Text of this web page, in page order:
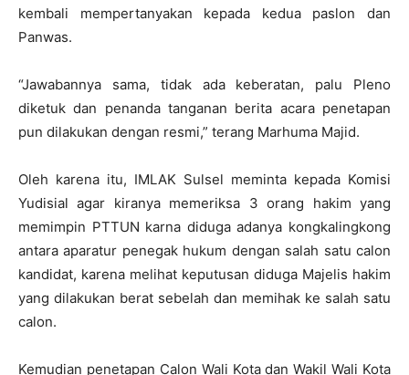
kembali mempertanyakan kepada kedua paslon dan
Panwas.
“Jawabannya sama, tidak ada keberatan, palu Pleno
diketuk dan penanda tanganan berita acara penetapan
pun dilakukan dengan resmi,” terang Marhuma Majid.
Oleh karena itu, IMLAK Sulsel meminta kepada Komisi
Yudisial agar kiranya memeriksa 3 orang hakim yang
memimpin PTTUN karna diduga adanya kongkalingkong
antara aparatur penegak hukum dengan salah satu calon
kandidat, karena melihat keputusan diduga Majelis hakim
yang dilakukan berat sebelah dan memihak ke salah satu
calon.
Kemudian penetapan Calon Wali Kota dan Wakil Wali Kota